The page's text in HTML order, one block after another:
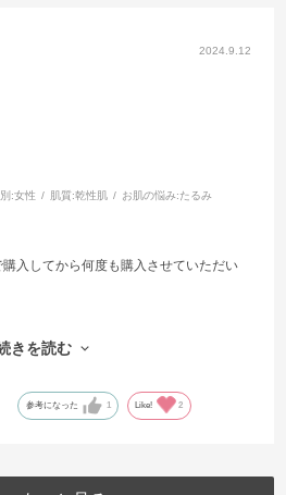
2024.9.12
:女性 肌質:乾性肌 お肌の悩み:たるみ
入してから何度も購入させていただい
しいです。
です。
きを読む
参考になった 1 Like! 2